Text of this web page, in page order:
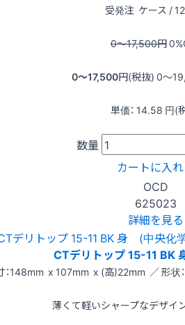
受発注 ケース /
0〜17,500円0
0〜17,500円(税抜) 0〜
単価： 14.58 円(
数量
カートに入
OCD
625023
詳細を見る
CTデリトップ 15-11 BK
：148mm x 107mm x (高)22mm ／ 形状
薄くて軽いシャープなデザイ